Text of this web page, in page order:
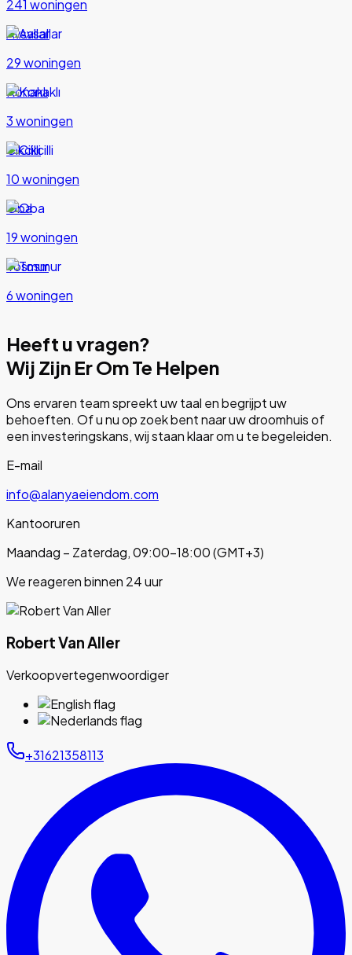
241 woningen
Avsallar
29 woningen
Konaklı
3 woningen
Cikcilli
10 woningen
Oba
19 woningen
Tosmur
6 woningen
Heeft u vragen?
Wij Zijn Er Om Te Helpen
Ons ervaren team spreekt uw taal en begrijpt uw
behoeften. Of u nu op zoek bent naar uw droomhuis of
een investeringskans, wij staan klaar om u te begeleiden.
E-mail
info@alanyaeiendom.com
Kantooruren
Maandag – Zaterdag, 09:00–18:00 (GMT+3)
We reageren binnen 24 uur
Robert Van Aller
Verkoopvertegenwoordiger
+31621358113